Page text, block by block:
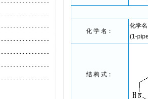
化 学 名：
化学
(1-
结 构 式：